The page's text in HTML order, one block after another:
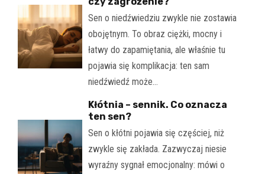
Sen o niedźwiedziu zwykle nie zostawia
obojętnym. To obraz ciężki, mocny i
łatwy do zapamiętania, ale właśnie tu
pojawia się komplikacja: ten sam
niedźwiedź może…
Kłótnia – sennik. Co oznacza
ten sen?
Sen o kłótni pojawia się częściej, niż
zwykle się zakłada. Zazwyczaj niesie
wyraźny sygnał emocjonalny: mówi o